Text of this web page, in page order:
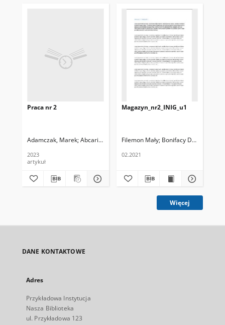
Praca nr 2
Adamczak, Marek Abcariusz, Kazimierz
2023
artykuł
Magazyn_nr2_INIG_u1
Filemon Mały Bonifacy Duży
02.2021
Więcej
DANE KONTAKTOWE
Adres
Przykładowa Instytucja
Nasza Biblioteka
ul. Przykładowa 123